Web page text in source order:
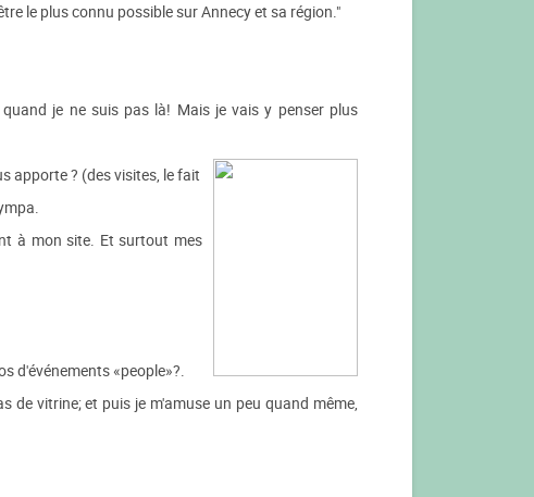
le plus connu possible sur Annecy et sa région."
je ne suis pas là! Mais je vais y penser plus
apporte ? (des visites, le fait
à mon site. Et surtout mes
d'événements «people»?.
de vitrine; et puis je m'amuse un peu quand même,